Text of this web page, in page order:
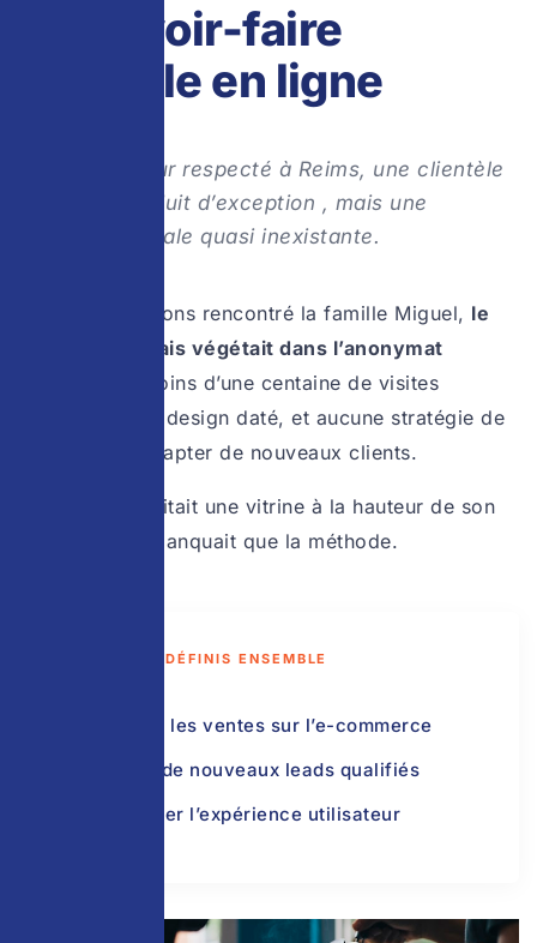
Un savoir-faire
invisible en ligne
Un torréfacteur respecté à Reims, une clientèle
fidèle, un produit d’exception , mais une
présence digitale quasi inexistante.
Quand nous avons rencontré la famille Miguel, le
site existait mais végétait dans l’anonymat
Moins d’une centaine de visites
mensuelles, un design daté, et aucune stratégie de
contenu pour capter de nouveaux clients.
La marque méritait une vitrine à la hauteur de son
histoire. Il ne manquait que la méthode.
OBJECTIFS DÉFINIS ENSEMBLE
Booster les ventes sur l’e-commerce
Capter de nouveaux leads qualifiés
Améliorer l’expérience utilisateur